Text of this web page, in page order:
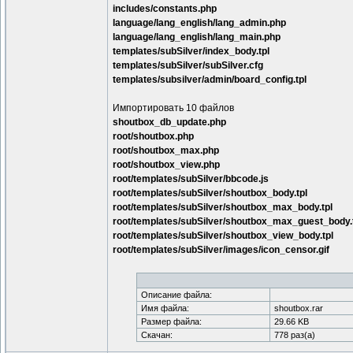
includes/constants.php
language/lang_english/lang_admin.php
language/lang_english/lang_main.php
templates/subSilver/index_body.tpl
templates/subSilver/subSilver.cfg
templates/subsilver/admin/board_config.tpl
Импортировать 10 файлов
shoutbox_db_update.php
root/shoutbox.php
root/shoutbox_max.php
root/shoutbox_view.php
root/templates/subSilver/bbcode.js
root/templates/subSilver/shoutbox_body.tpl
root/templates/subSilver/shoutbox_max_body.tpl
root/templates/subSilver/
root/templates/subSilver/shoutbox_view_body.tpl
root/templates/subSilver/images/icon_censor.gif
Описание файла:
Имя файла:
shoutbox.rar
Размер файла:
29.66 KB
Скачан:
778 раз(а)